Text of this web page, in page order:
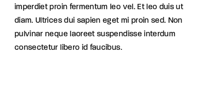
imperdiet proin fermentum leo vel. Et leo duis ut
diam. Ultrices dui sapien eget mi proin sed. Non
pulvinar neque laoreet suspendisse interdum
consectetur libero id faucibus.